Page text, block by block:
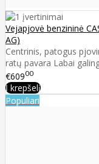
Vejapjovė benzininė
AG)
Centrinis, patogus
ratų pavara Labai
€60900
Į krepšelį
Populiari